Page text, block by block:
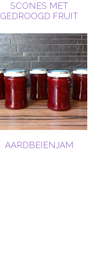
SCONES MET
GEDROOGD FRUIT
AARDBEIENJAM